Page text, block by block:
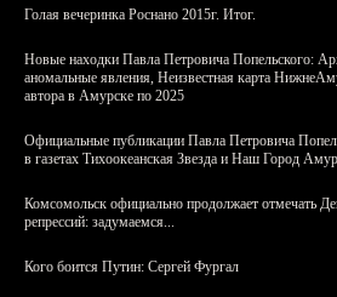
Голая вечеринка Роснано 2015г. Итог.
Новые находки Павла Петровича Попельского:
аномальные явления, Неизвестная карта
автора в Амурске по 2025
Официальные публикации Павла Петровича
в газетах Тихоокеанская Звезда и Наш Город
Комсомольск официально продолжает отмечать
репрессий: задумаемся...
Кого боится Путин: Сергей Фургал